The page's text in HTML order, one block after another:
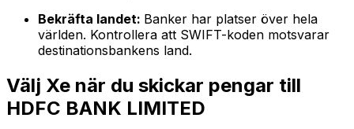
Bekräfta landet: Banker har platser över hela
världen. Kontrollera att SWIFT-koden motsvarar
destinationsbankens land.
Välj Xe när du skickar pengar till
HDFC BANK LIMITED